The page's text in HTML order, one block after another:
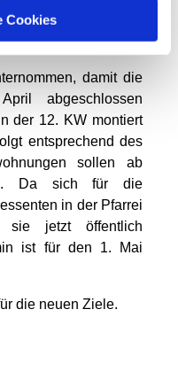
Cookies
so dass bei guter
beginnen können.
damit die
abgeschlossen
der 12. KW montiert
entsprechend des
sollen ab
Da sich für die
in der Pfarrei
sie jetzt öffentlich
ist für den 1. Mai
die neuen Ziele.